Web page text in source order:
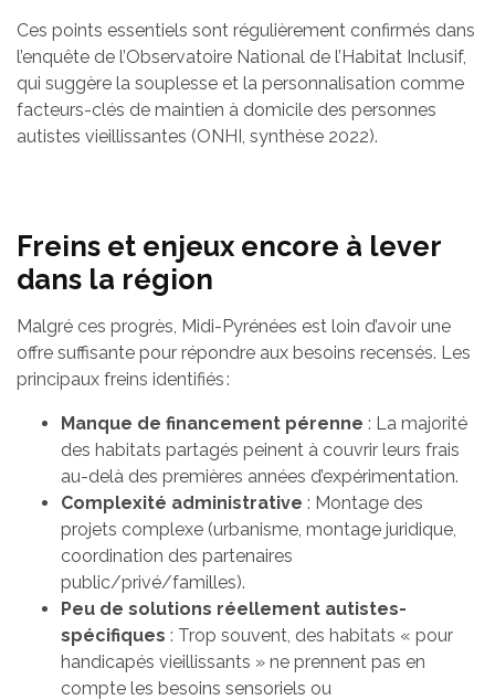
Ces points essentiels sont régulièrement confirmés dans
l’enquête de l’Observatoire National de l’Habitat Inclusif,
qui suggère la souplesse et la personnalisation comme
facteurs-clés de maintien à domicile des personnes
autistes vieillissantes (ONHI, synthèse 2022).
Freins et enjeux encore à lever
dans la région
Malgré ces progrès, Midi-Pyrénées est loin d’avoir une
offre suffisante pour répondre aux besoins recensés. Les
principaux freins identifiés :
Manque de financement pérenne : La majorité
des habitats partagés peinent à couvrir leurs frais
au-delà des premières années d’expérimentation.
Complexité administrative : Montage des
projets complexe (urbanisme, montage juridique,
coordination des partenaires
public/privé/familles).
Peu de solutions réellement autistes-
spécifiques : Trop souvent, des habitats « pour
handicapés vieillissants » ne prennent pas en
compte les besoins sensoriels ou